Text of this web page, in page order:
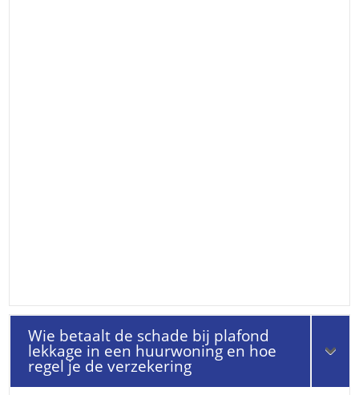
Wie betaalt de schade bij plafond
lekkage in een huurwoning en hoe
regel je de verzekering